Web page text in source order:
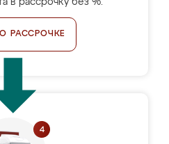
в рассрочку без %.
РАССРОЧКЕ